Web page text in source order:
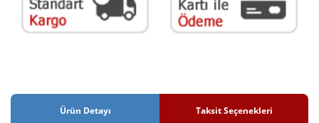
Ürün Detayı Taksit Seçenekleri